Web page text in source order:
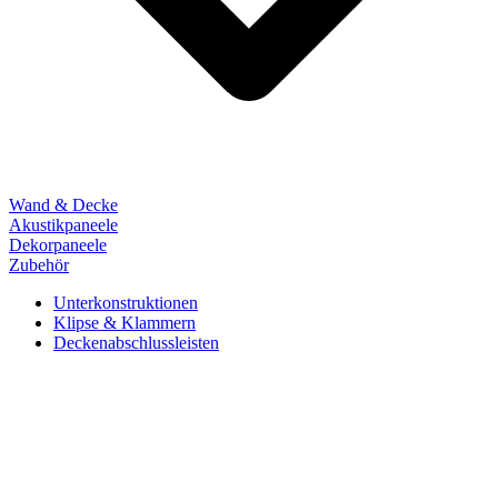
Wand & Decke
Akustikpaneele
Dekorpaneele
Zubehör
Unterkonstruktionen
Klipse & Klammern
Deckenabschlussleisten